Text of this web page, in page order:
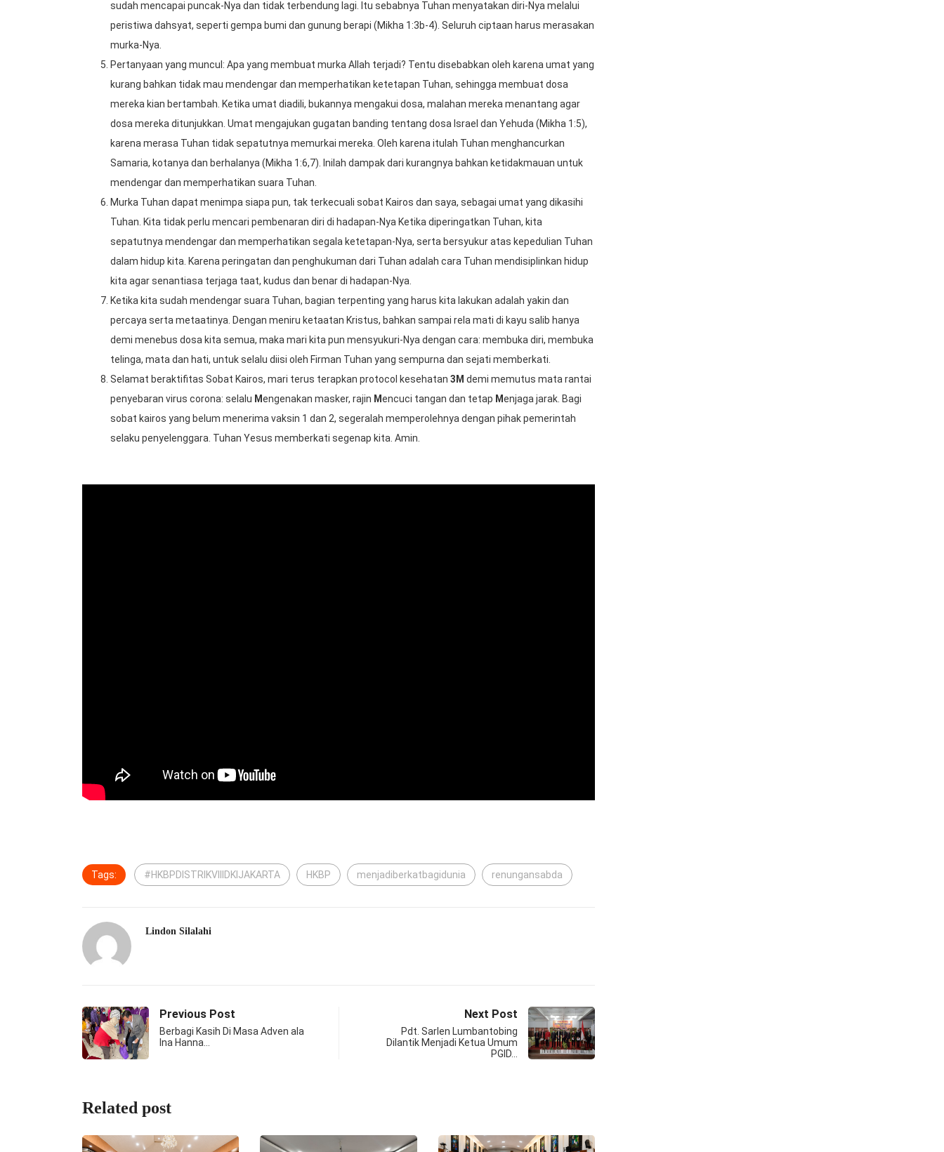
sudah mencapai puncak-Nya dan tidak terbendung lagi. Itu sebabnya Tuhan menyatakan diri-Nya melalui
peristiwa dahsyat, seperti gempa bumi dan gunung berapi (Mikha 1:3b-4). Seluruh ciptaan harus merasakan
murka-Nya.
Pertanyaan yang muncul: Apa yang membuat murka Allah terjadi? Tentu disebabkan oleh karena umat yang
kurang bahkan tidak mau mendengar dan memperhatikan ketetapan Tuhan, sehingga membuat dosa
mereka kian bertambah. Ketika umat diadili, bukannya mengakui dosa, malahan mereka menantang agar
dosa mereka ditunjukkan. Umat mengajukan gugatan banding tentang dosa Israel dan Yehuda (Mikha 1:5),
karena merasa Tuhan tidak sepatutnya memurkai mereka. Oleh karena itulah Tuhan menghancurkan
Samaria, kotanya dan berhalanya (Mikha 1:6,7). Inilah dampak dari kurangnya bahkan ketidakmauan untuk
mendengar dan memperhatikan suara Tuhan.
Murka Tuhan dapat menimpa siapa pun, tak terkecuali sobat Kairos dan saya, sebagai umat yang dikasihi
Tuhan. Kita tidak perlu mencari pembenaran diri di hadapan-Nya Ketika diperingatkan Tuhan, kita
sepatutnya mendengar dan memperhatikan segala ketetapan-Nya, serta bersyukur atas kepedulian Tuhan
dalam hidup kita. Karena peringatan dan penghukuman dari Tuhan adalah cara Tuhan mendisiplinkan hidup
kita agar senantiasa terjaga taat, kudus dan benar di hadapan-Nya.
Ketika kita sudah mendengar suara Tuhan, bagian terpenting yang harus kita lakukan adalah yakin dan
percaya serta metaatinya. Dengan meniru ketaatan Kristus, bahkan sampai rela mati di kayu salib hanya
demi menebus dosa kita semua, maka mari kita pun mensyukuri-Nya dengan cara: membuka diri, membuka
telinga, mata dan hati, untuk selalu diisi oleh Firman Tuhan yang sempurna dan sejati memberkati.
Selamat beraktifitas Sobat Kairos, mari terus terapkan protocol kesehatan 3M demi memutus mata rantai
penyebaran virus corona: selalu Mengenakan masker, rajin Mencuci tangan dan tetap Menjaga jarak. Bagi
sobat kairos yang belum menerima vaksin 1 dan 2, segeralah memperolehnya dengan pihak pemerintah
selaku penyelenggara. Tuhan Yesus memberkati segenap kita. Amin.
Tags: #HKBPDISTRIKVIIIDKIJAKARTA HKBP menjadiberkatbagidunia renungansabda
Lindon Silalahi
Previous Post
Berbagi Kasih Di Masa Adven ala
Ina Hanna…
Next Post
Pdt. Sarlen Lumbantobing
Dilantik Menjadi Ketua Umum
PGID…
Related post